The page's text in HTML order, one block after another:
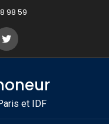
98 59
et IDF